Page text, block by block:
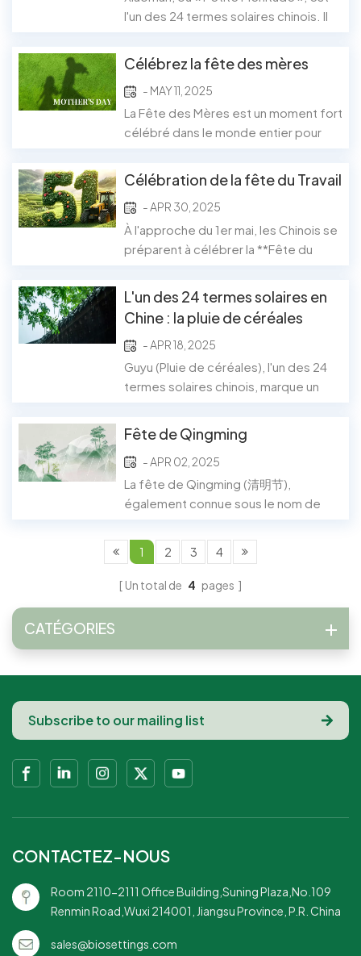
(boulettes...
l'un des 24 termes solaires chinois. Il
graines, mais pas encore leur pleine
maturité. Chaque année, autour du 20
mai, Xiaoman marque la transition
progressive vers l'été. C'est une
période associée à la croissance, à
Célébrez la fête des mères
- MAY 11, 2025
La Fête des Mères est un moment fort
célébré dans le monde entier pour
qui nous nourrissent, nous guident et
nous soutiennent. Brunch en famille,
pique-nique convivial ou repas
maison, cette journée est l'occasion
d'exprimer notre amour et notre
Célébration de la fête du Travail
- APR 30, 2025
À l'approche du 1er mai, les Chinois se
préparent à célébrer la **Fête du
fête nationale rend hommage au
travail acharné et au dévouement des
travailleurs, offrant une pause bien
méritée pour se détendre, voyager et
pass...
L'un des 24 termes solaires en
Chine : la pluie de céréales
- APR 18, 2025
Guyu (Pluie de céréales), l'un des 24
termes solaires chinois, marque un
généralement autour du 20 avril.
Symbolisant le dernier terme du
printemps, Guyu annonce une pluie
nourrissante qui nourrit les cultures et
marque le début d'une saison de
Fête de Qingming
- APR 02, 2025
La fête de Qingming (清明节),
également connue sous le nom de
est l'occasion pour les familles
d'honorer leurs ancêtres en se
rendant sur leurs tombes, en offrant
1 2 3 4
Un total de 4 pages
CATÉGORIES
CONTACTEZ-NOUS
Room 2110-2111 Office Building,Suning Plaza,No.109
Renmin Road,Wuxi 214001, Jiangsu Province, P.R. China
sales@biosettings.com